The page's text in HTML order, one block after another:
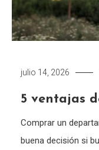
julio 14, 2026
5 ventajas
Comprar un
buena decisión si